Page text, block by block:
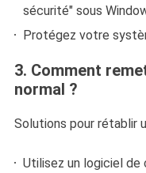
sécurité" sous
Protégez votre
3. Comment
normal ?
Solutions pour rétablir
Utilisez un logiciel de